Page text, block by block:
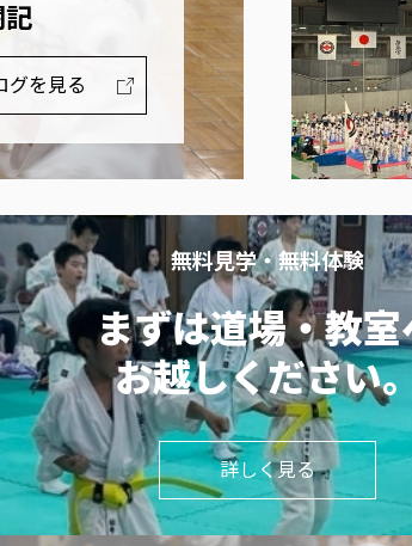
記
グを見る
無料見学・無料体験
まずは道場・教室
お越しください
詳しく見る